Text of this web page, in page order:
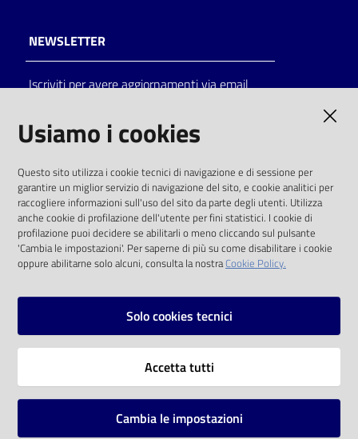
on line
Eventi
Chiedi al
bibliotecario
Avvisi
NEWSLETTER
Iscriviti per avere aggiornamenti via email
solo alle condizioni previste dalla direttiva
comunitaria 2003/98/CE e dal d.lgs. 36/2006
SOCIAL
Instagram
Vai alla pagina
Usiamo i cookies
Questo sito utilizza i cookie tecnici di navigazione e di sessione per
garantire un miglior servizio di navigazione del sito, e cookie analitici per
raccogliere informazioni sull'uso del sito da parte degli utenti. Utilizza
anche cookie di profilazione dell'utente per fini statistici. I cookie di
profilazione puoi decidere se abilitarli o meno cliccando sul pulsante
'Cambia le impostazioni'. Per saperne di più su come disabilitare i cookie
oppure abilitarne solo alcuni, consulta la nostraCookie Policy.
Solo cookies tecnici
Accetta tutti
Cambia le impostazioni